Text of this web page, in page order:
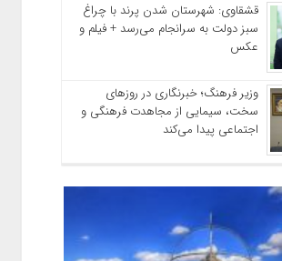
قشقاوی: شهرستان شدن پرند با چراغ
سبز دولت به سرانجام می‌رسد + فیلم و
عکس
وزیر فرهنگ؛ خبرنگاری در روزهای
سخت، سیمایی از مجاهدت فرهنگی و
اجتماعی پیدا می‌کند